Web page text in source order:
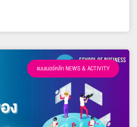
แบนเนอร์หลัก NEWS & ACTIVITY